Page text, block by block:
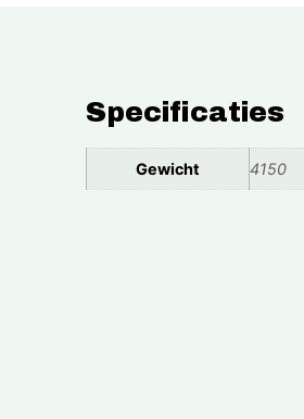
Specificaties
Gewicht 4150